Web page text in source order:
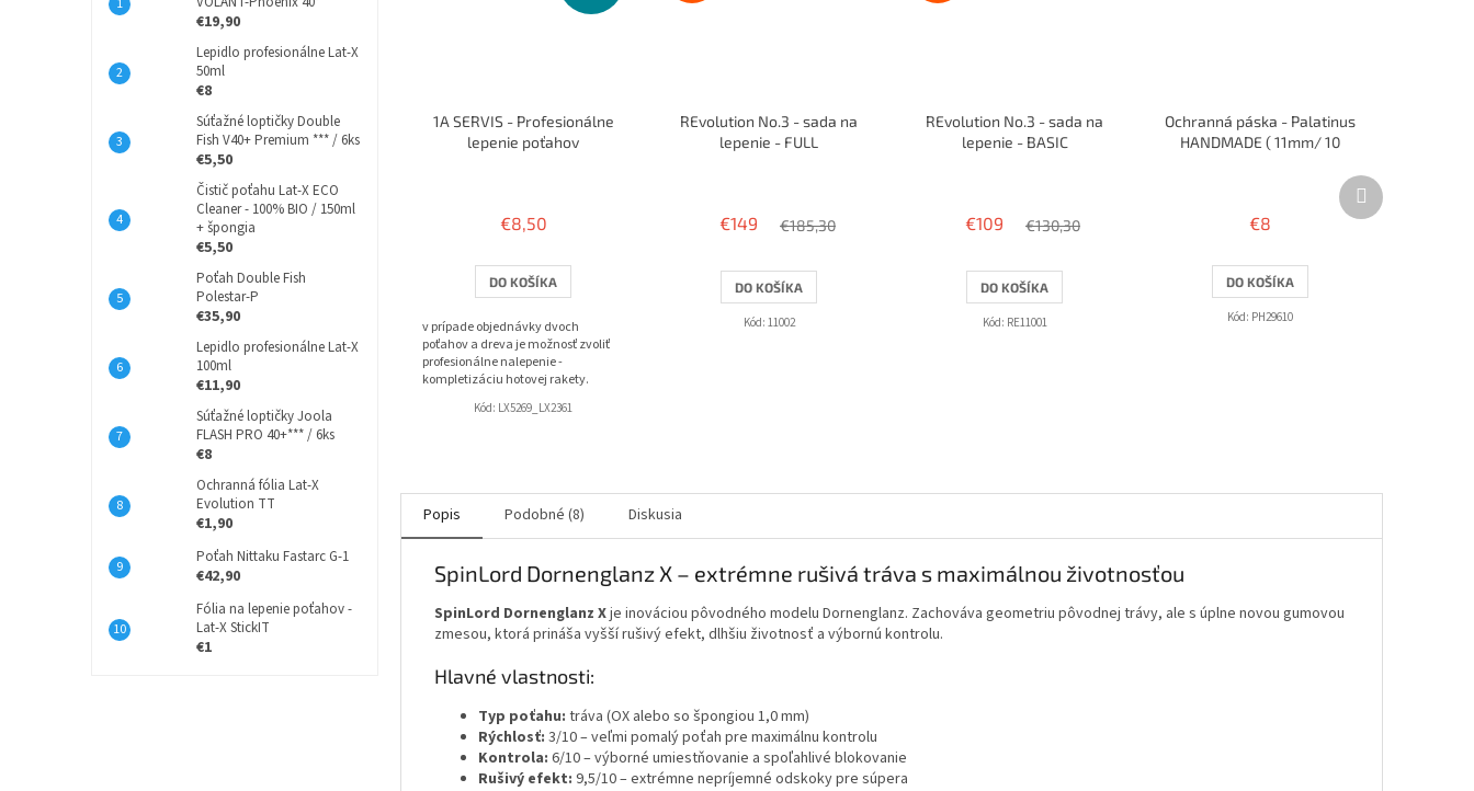
€19,90
Lepidlo profesionálne Lat-X
50ml
€8
Súťažné loptičky Double
Fish V40+ Premium *** / 6ks
€5,50
Čistič poťahu Lat-X ECO
Cleaner - 100% BIO / 150ml
+ špongia
€5,50
Poťah Double Fish
Polestar-P
€35,90
Lepidlo profesionálne Lat-X
100ml
€11,90
Súťažné loptičky Joola
FLASH PRO 40+*** / 6ks
€8
Ochranná fólia Lat-X
Evolution TT
€1,90
Poťah Nittaku Fastarc G-1
€42,90
Fólia na lepenie poťahov -
Lat-X StickIT
€1
1A SERVIS - Profesionálne
lepenie poťahov
produktu
je
z
5
hviezdičiek.
€8,50
DO KOŠÍKA
v prípade objednávky dvoch
poťahov a dreva je možnosť zvoliť
profesionálne nalepenie -
kompletizáciu hotovej rakety.
Kód: LX5269_LX2361
REvolution No.3 - sada na
lepenie - FULL
€149 €185,30
DO KOŠÍKA
Kód: 11002
REvolution No.3 - sada na
lepenie - BASIC
€109 €130,30
DO KOŠÍKA
Kód: RE11001
Ochranná páska - Palatinus
HANDMADE ( 11mm/ 10
€8
DO KOŠÍKA
Kód: PH29610
Ďalší
produkt
Popis Podobné (8) Diskusia
SpinLord Dornenglanz X – extrémne rušivá tráva s maximálnou životnosťou
SpinLord Dornenglanz Xje inováciou pôvodného modelu Dornenglanz. Zachováva geometriu pôvodnej trávy, ale s úplne novou gumovou
zmesou, ktorá prináša vyšší rušivý efekt, dlhšiu životnosť a výbornú kontrolu.
Hlavné vlastnosti:
Typ poťahu: tráva (OX alebo so špongiou 1,0 mm)
Rýchlosť: 3/10 – veľmi pomalý poťah pre maximálnu kontrolu
Kontrola: 6/10 – výborné umiestňovanie a spoľahlivé blokovanie
Rušivý efekt: 9,5/10 – extrémne nepríjemné odskoky pre súpera